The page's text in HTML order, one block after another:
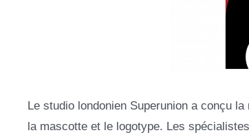
Le studio londonien Superunion a conçu
la mascotte et le logotype. Les